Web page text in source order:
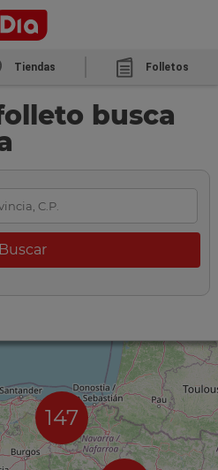
Tiendas Folletos
busca
147